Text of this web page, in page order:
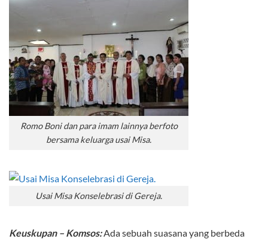
Romo Boni dan para imam lainnya berfoto
bersama keluarga usai Misa.
Usai Misa Konselebrasi di Gereja.
Keuskupan – Komsos:Ada sebuah suasana yang berbeda